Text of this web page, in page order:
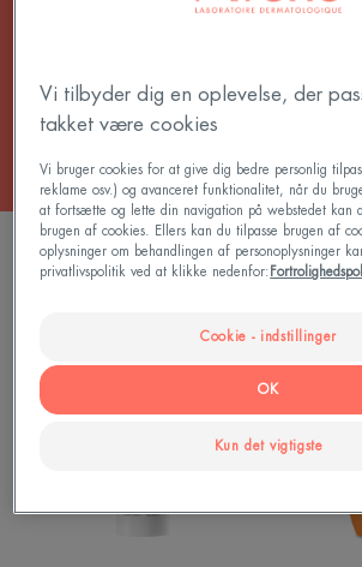
farvet
Alle Solbeskyttelse til
2 resultater "Solcreme med
beskyttet hud"
SPF50+
Vi tilbyder dig en oplevelse, der
takket være cookies
Vi bruger cookies for at give dig bedre personlig
reklame osv.) og avanceret funktionalitet, når du
at fortsætte og lette din navigation på webstedet kan
brugen af cookies. Ellers kan du tilpasse brugen af
oplysninger om behandlingen af personoplysninger
privatlivspolitik ved at klikke nedenfor:
Cookie - indstillinger
Kun det vigtigste
OK